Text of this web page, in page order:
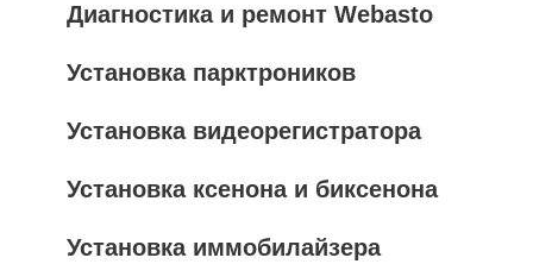
Диагностика и ремонт Webasto
Установка парктроников
Установка видеорегистратора
Установка ксенона и биксенона
Установка иммобилайзера